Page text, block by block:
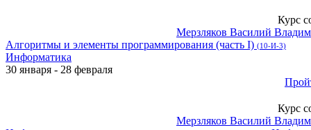
Курс
Мерзляков Василий
Алгоритмы и элементы программирования (часть Ι) (10-И-3)
Информатика
30 января - 28 февраля
Курс
Мерзляков Василий